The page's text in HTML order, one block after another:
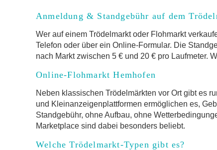
Anmeldung & Standgebühr auf dem
Wer auf einem Trödelmarkt oder Flohmarkt
Telefon oder über ein Online-Formular. Die
nach Markt zwischen 5 € und 20 € pro Laufmeter.
Online-Flohmarkt Hemhofen
Neben klassischen Trödelmärkten vor Ort gibt es
und Kleinanzeigenplattformen ermöglichen es,
Standgebühr, ohne Aufbau, ohne
Marketplace sind dabei besonders beliebt.
Welche Trödelmarkt-Typen gibt es?